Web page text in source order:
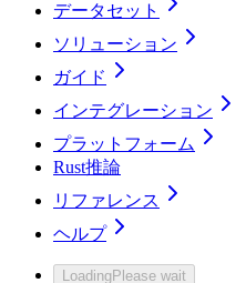
データセット
ソリューション
ガイド
インテグレーション
プラットフォーム
Rust推論
リファレンス
ヘルプ
LoadingPlease wait